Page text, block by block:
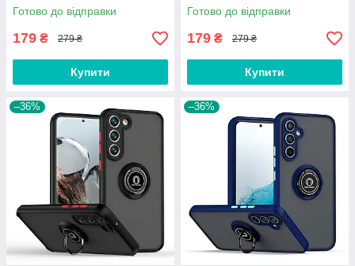
M546 Green
Готово до відправки
179 ₴ 279 ₴
Купити
M546 Olive
Готово до відправки
179 ₴ 279 ₴
Купити
–36% –36%